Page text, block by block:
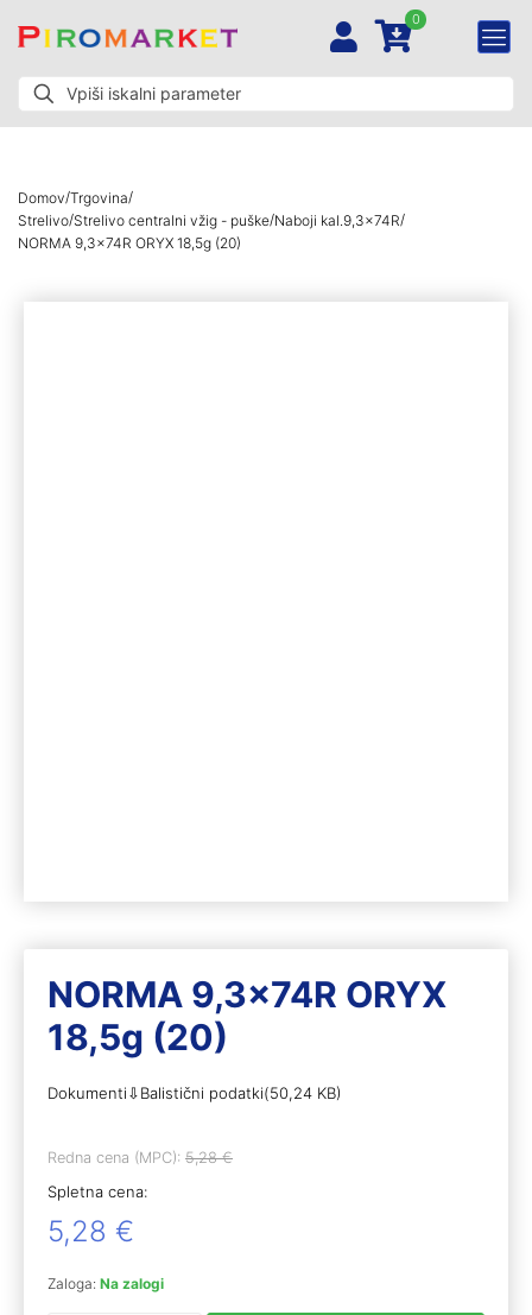
0
Domov/Trgovina/
Strelivo/Strelivo centralni vžig - puške/Naboji kal.9,3x74R/
NORMA 9,3x74R ORYX 18,5g (20)
NORMA 9,3x74R ORYX
18,5g (20)
Dokumenti⇩Balistični podatki(50,24 KB)
Redna cena (MPC): 5,28€
Spletna cena:
5,28 €
Zaloga: Na zalogi